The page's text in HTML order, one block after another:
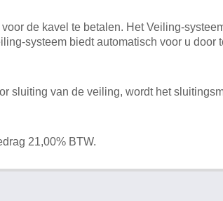
de kavel te betalen. Het Veiling-
systeem biedt automatisch voor u door
sluiting van de veiling, wordt het
21,00% BTW.